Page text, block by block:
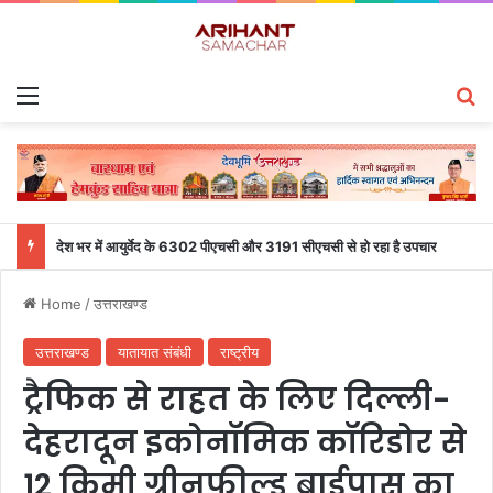
देश भर में आयुर्वेद के 6302 पीएचसी और 3191 सीएचसी से हो रहा है उपचार
Home /उत्तराखण्ड
उत्तराखण्ड यातायात संबंधी राष्ट्रीय
ट्रैफिक से राहत के लिए दिल्ली-
देहरादून इकोनॉमिक कॉरिडोर से